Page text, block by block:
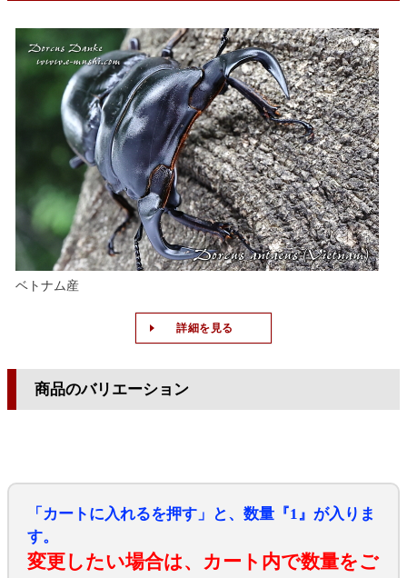
ベトナム産
詳細を見る
商品のバリエーション
「カートに入れるを押す」と、数量『1』が入りま
す。
変更したい場合は、カート内で数量をご